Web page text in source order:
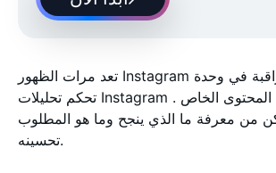
تعد مرات الظهور Instagram مقياسًا مفيدًا للمراقبة في وحدة
تحكم تحليلات Instagram . فهو يتعلق بأداء المحتوى الخاص
من معرفة ما الذي ينجح وما هو المطلوب
تحسينه.